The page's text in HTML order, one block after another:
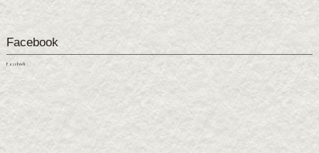
Facebook
Facebook